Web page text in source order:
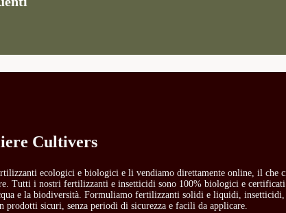
Cultivers
ecologici e biologici e li vendiamo direttamente online, il che
Tutti i nostri fertilizzanti e insetticidi sono 100% biologici e
e la biodiversità. Formuliamo fertilizzanti solidi e liquidi,
prodotti sicuri, senza periodi di sicurezza e facili da applicare.